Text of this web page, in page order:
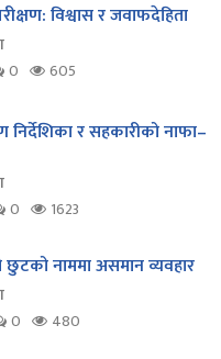
विश्वास र जवाफदेहिता
0 605
र सहकारीको नाफा–
0 1623
नाममा असमान व्यवहार
0 480